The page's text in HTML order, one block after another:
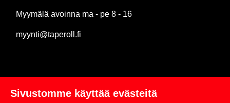
Myymälä avoinna ma - pe 8 - 16
myynti@taperoll.fi
Linkit
Sivustomme käyttää evästeitä